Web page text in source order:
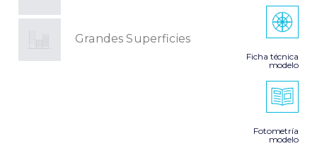
Grandes Superficies
Ficha técnica
modelo
Fotometría
modelo